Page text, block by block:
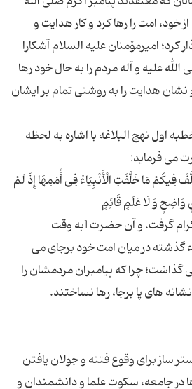
خود، امت را رها کرد و کار هدایت و
کرد؛ امیرمۆمنان علیه السلام آشکارا
علیه و آله مردم را به حال خود رها
نشان هدایت را به روشنی تمام بر ایشان
اول نهج البلاغه با اشاره به لحظه
مَا خَلَّفَتِ الْأَنْبِیَاءُ فِی أُمَمِهَا إِذْ لَمْ
گرفت. و آن حضرت [به وقت
گذشته در میان امت خود برجای می
گذاشت؛ چرا كه پیامبران مردمشان را
ساز برای وقوع فتنه و جولان یافتن
جامعه، سکوت علما و دانشمندان و